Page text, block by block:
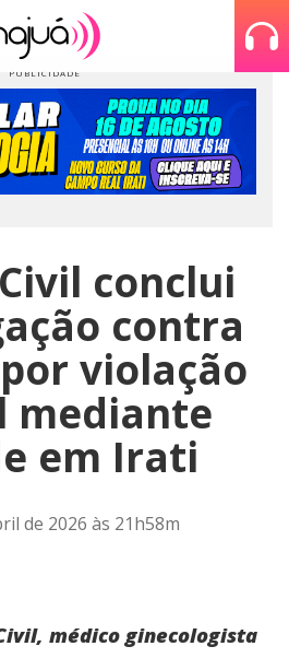
conclui
contra
violação
mediante
em Irati
de 2026 às 21h58m
médico ginecologista